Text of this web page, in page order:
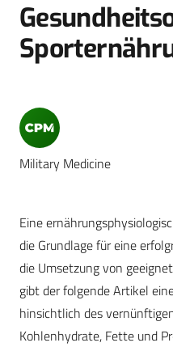
Military Medicine
Eine
die Grundlage für eine
die Umsetzung von
gibt der folgende Artikel
hinsichtlich des
Kohlenhydrate, Fette und